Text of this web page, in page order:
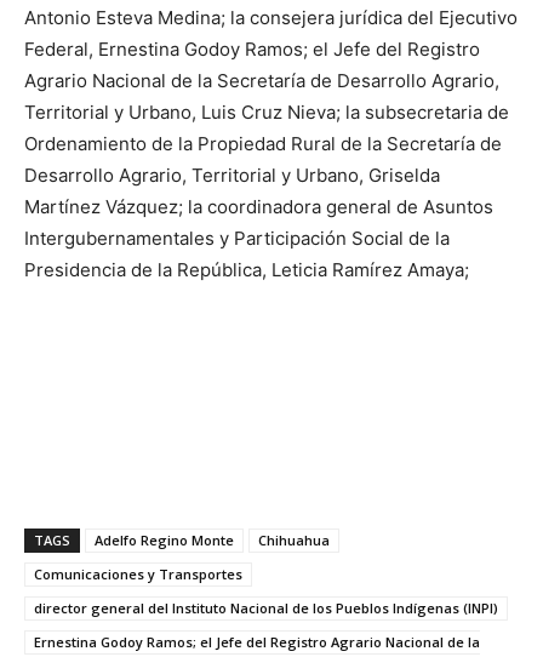
Antonio Esteva Medina; la consejera jurídica del Ejecutivo
Federal, Ernestina Godoy Ramos; el Jefe del Registro
Agrario Nacional de la Secretaría de Desarrollo Agrario,
Territorial y Urbano, Luis Cruz Nieva; la subsecretaria de
Ordenamiento de la Propiedad Rural de la Secretaría de
Desarrollo Agrario, Territorial y Urbano, Griselda
Martínez Vázquez; la coordinadora general de Asuntos
Intergubernamentales y Participación Social de la
Presidencia de la República, Leticia Ramírez Amaya;
TAGS Adelfo Regino Monte
Chihuahua
Comunicaciones y Transportes
director general del Instituto Nacional de los Pueblos Indígenas (INPI)
Ernestina Godoy Ramos; el Jefe del Registro Agrario Nacional de la